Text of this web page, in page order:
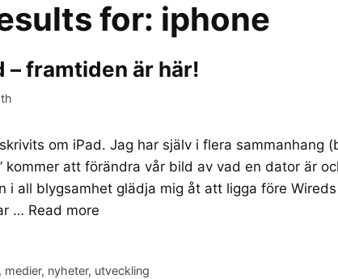
for: iphone
– framtiden är här!
om iPad. Jag har själv i flera sammanhang
kommer att förändra vår bild av vad en dator är
i all blygsamhet glädja mig åt att ligga före
… Read more
, medier, nyheter, utveckling